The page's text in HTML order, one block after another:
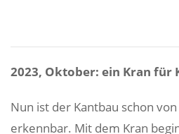
2023, Oktober: ein Kran für
Nun ist der Kantbau schon
erkennbar. Mit dem Kran